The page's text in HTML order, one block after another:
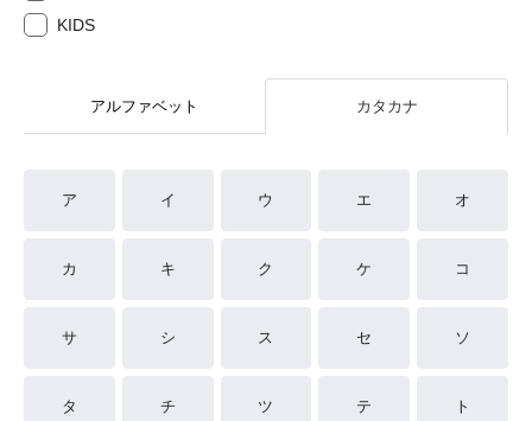
KIDS
アルファベット カタカナ
ア イ ウ エ オ
カ キ ク ケ コ
サ シ ス セ ソ
タ チ ツ テ ト